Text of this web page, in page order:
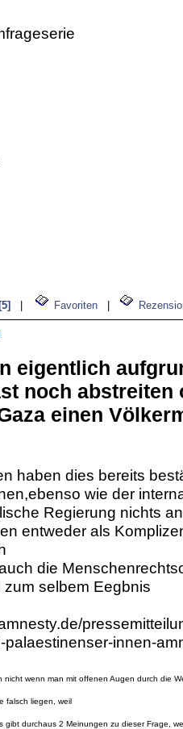
Favoriten
eigentlich
noch abstreiten
einen
haben dies bereits
wie der
Regierung nichts
entweder als
die
zum selbem Eegbnis
palaestinenser-innen-
nicht wenn man mit offenen Augen durch die
falsch liegen, weil
gibt durchaus 2 Meinungen zu dieser Frage,